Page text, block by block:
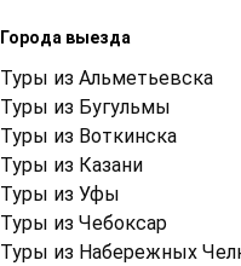
Города выезда
Туры из Альметьевска
Туры из Бугульмы
Туры из Воткинска
Туры из Казани
Туры из Уфы
Туры из Чебоксар
Туры из Набережных